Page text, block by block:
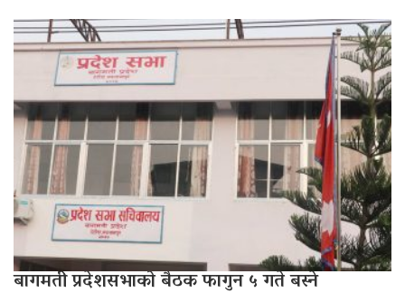
बागमती प्रदेशसभाको बैठक फागुन ५ गते बस्ने